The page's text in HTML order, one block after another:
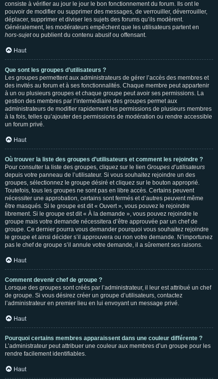
consiste à vérifier au jour le jour le bon fonctionnement du forum. Ils ont le
pouvoir de modifier ou supprimer des messages, de verrouiller, déverrouiller,
déplacer, supprimer et diviser les sujets des forums qu’ils modèrent.
Généralement, les modérateurs empêchent que les utilisateurs partent en
hors-sujetou publient du contenu abusif ou offensant.
Haut
Que sont les groupes d’utilisateurs ?
Les groupes permettent aux administrateurs de gérer l’accès des membres et
des invités au forum et à ses fonctionnalités. Chaque membre peut appartenir
à un ou plusieurs groupes et chaque groupe peut avoir ses permissions. La
gestion des membres par l’intermédiaire des groupes permet aux
administrateurs de modifier rapidement les permissions de plusieurs membres
à la fois, telles qu’ajouter des permissions de modération ou rendre accessible
un forum privé.
Haut
Où trouver la liste des groupes d’utilisateurs et comment les rejoindre ?
Pour consulter la liste des groupes, cliquez sur le lien Groupes d’utilisateurs
depuis votre panneau de l’utilisateur. Si vous souhaitez rejoindre un des
groupes, sélectionnez le groupe désiré et cliquez sur le bouton approprié.
Toutefois, tous les groupes ne sont pas en libre accès. Certains peuvent
nécessiter une approbation, certains sont fermés et d’autres peuvent même
être masqués. Si le groupe est dit « Ouvert », vous pouvez le rejoindre
librement. Si le groupe est dit « À la demande », vous pouvez rejoindre le
groupe mais votre demande nécessitera d’être approuvée par un chef de
groupe. Ce dernier pourra vous demander pourquoi vous souhaitez rejoindre
le groupe et ainsi décider s’il approuvera ou non votre demande. N’importunez
pas le chef de groupe s’il annule votre demande, il a sûrement ses raisons.
Haut
Comment devenir chef de groupe ?
Lorsque des groupes sont créés par l’administrateur, il leur est attribué un chef
de groupe. Si vous désirez créer un groupe d’utilisateurs, contactez
l’administrateur en premier lieu en lui envoyant un message privé.
Haut
Pourquoi certains membres apparaissent dans une couleur différente ?
L’administrateur peut attribuer une couleur aux membres d’un groupe pour les
rendre facilement identifiables.
Haut